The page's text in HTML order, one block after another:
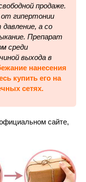
продаже.
гипертонии
а со
Препарат
среди
выхода в
нанесения
купить его на
сетях.
сайте,